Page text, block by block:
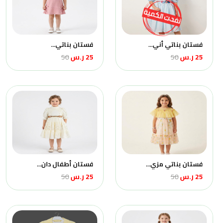
فستان بناتي أني...
25 ر.س 50
فستان بناتي...
25 ر.س 50
فستان بناتي مزي...
25 ر.س 50
فستان أطفال دان...
25 ر.س 50